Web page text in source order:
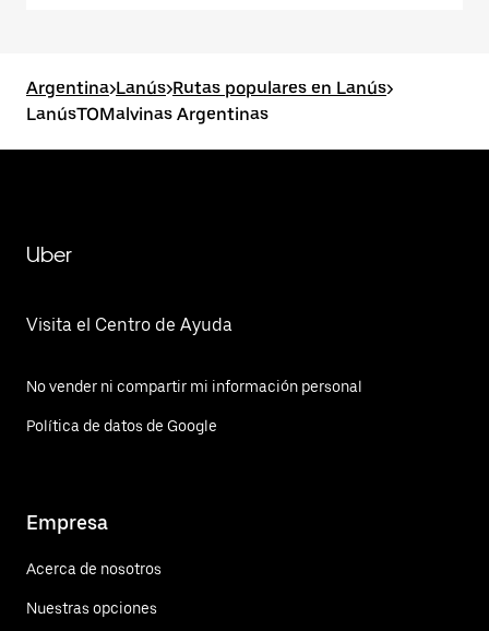
Argentina>Lanús>Rutas populares en Lanús>
LanúsTOMalvinas Argentinas
Uber
Visita el Centro de Ayuda
No vender ni compartir mi información personal
Política de datos de Google
Empresa
Acerca de nosotros
Nuestras opciones